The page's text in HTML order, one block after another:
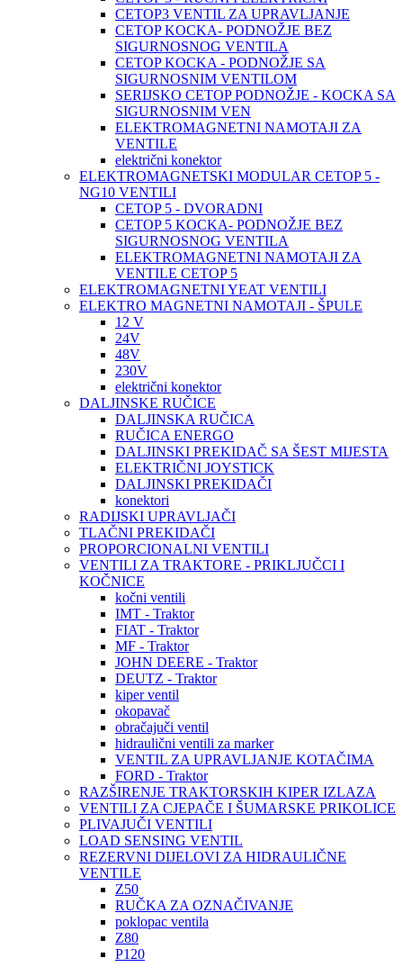
CETOP3 VENTIL ZA UPRAVLJANJE
CETOP KOCKA- PODNOŽJE BEZ
SIGURNOSNOG VENTILA
CETOP KOCKA - PODNOŽJE SA
SIGURNOSNIM VENTILOM
SERIJSKO CETOP PODNOŽJE - KOCKA SA
SIGURNOSNIM VEN
ELEKTROMAGNETNI NAMOTAJI ZA
VENTILE
električni konektor
ELEKTROMAGNETSKI MODULAR CETOP 5 -
NG10 VENTILI
CETOP 5 - DVORADNI
CETOP 5 KOCKA- PODNOŽJE BEZ
SIGURNOSNOG VENTILA
ELEKTROMAGNETNI NAMOTAJI ZA
VENTILE CETOP 5
ELEKTROMAGNETNI YEAT VENTILI
ELEKTRO MAGNETNI NAMOTAJI - ŠPULE
12 V
24V
48V
230V
električni konektor
DALJINSKE RUČICE
DALJINSKA RUČICA
RUČICA ENERGO
DALJINSKI PREKIDAČ SA ŠEST MIJESTA
ELEKTRIČNI JOYSTICK
DALJINSKI PREKIDAČI
konektori
RADIJSKI UPRAVLJAČI
TLAČNI PREKIDAČI
PROPORCIONALNI VENTILI
VENTILI ZA TRAKTORE - PRIKLJUČCI I
KOČNICE
kočni ventili
IMT - Traktor
FIAT - Traktor
MF - Traktor
JOHN DEERE - Traktor
DEUTZ - Traktor
kiper ventil
okopavač
obračajuči ventil
hidraulični ventili za marker
VENTIL ZA UPRAVLJANJE KOTAČIMA
FORD - Traktor
RAZŠIRENJE TRAKTORSKIH KIPER IZLAZA
VENTILI ZA CJEPAČE I ŠUMARSKE PRIKOLICE
PLIVAJUČI VENTILI
LOAD SENSING VENTIL
REZERVNI DIJELOVI ZA HIDRAULIČNE
VENTILE
Z50
RUČKA ZA OZNAČIVANJE
poklopac ventila
Z80
P120